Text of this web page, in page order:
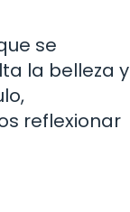
se
la belleza y
reflexionar